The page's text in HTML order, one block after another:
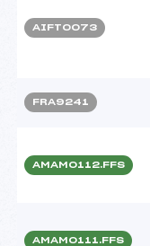
AIFT0073
FRA9241
AMAM0112.FFS
AMAM0111.FFS